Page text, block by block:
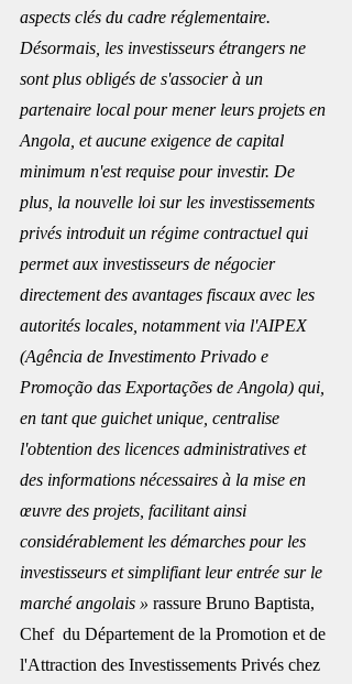
aspects clés du cadre réglementaire.
Désormais, les investisseurs étrangers ne
sont plus obligés de s'associer à un
partenaire local pour mener leurs projets en
Angola, et aucune exigence de capital
minimum n'est requise pour investir. De
plus, la nouvelle loi sur les investissements
privés introduit un régime contractuel qui
permet aux investisseurs de négocier
directement des avantages fiscaux avec les
autorités locales, notamment via l'AIPEX
(Agência de Investimento Privado e
Promoção das Exportações de Angola) qui,
en tant que guichet unique, centralise
l'obtention des licences administratives et
des informations nécessaires à la mise en
œuvre des projets, facilitant ainsi
considérablement les démarches pour les
investisseurs et simplifiant leur entrée sur le
marché angolais » rassure Bruno Baptista,
Chef  du Département de la Promotion et de
l'Attraction des Investissements Privés chez